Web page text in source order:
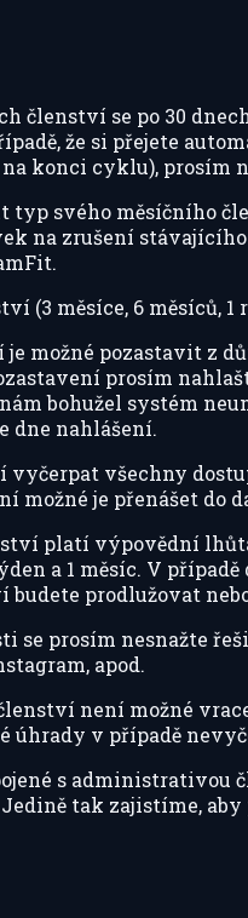
členství se po 30
že si přejete
konci cyklu), prosím
typ svého měsíčního
na zrušení
(3 měsíce, 6 měsíců,
možné pozastavit z
prosím
bohužel systém
dne nahlášení.
vyčerpat všechny
možné je přenášet do
platí výpovědní
a 1 měsíc. V
prodlužovat
se prosím nesnažte
apod.
není možné
úhrady v případě
s
tak zajistíme,